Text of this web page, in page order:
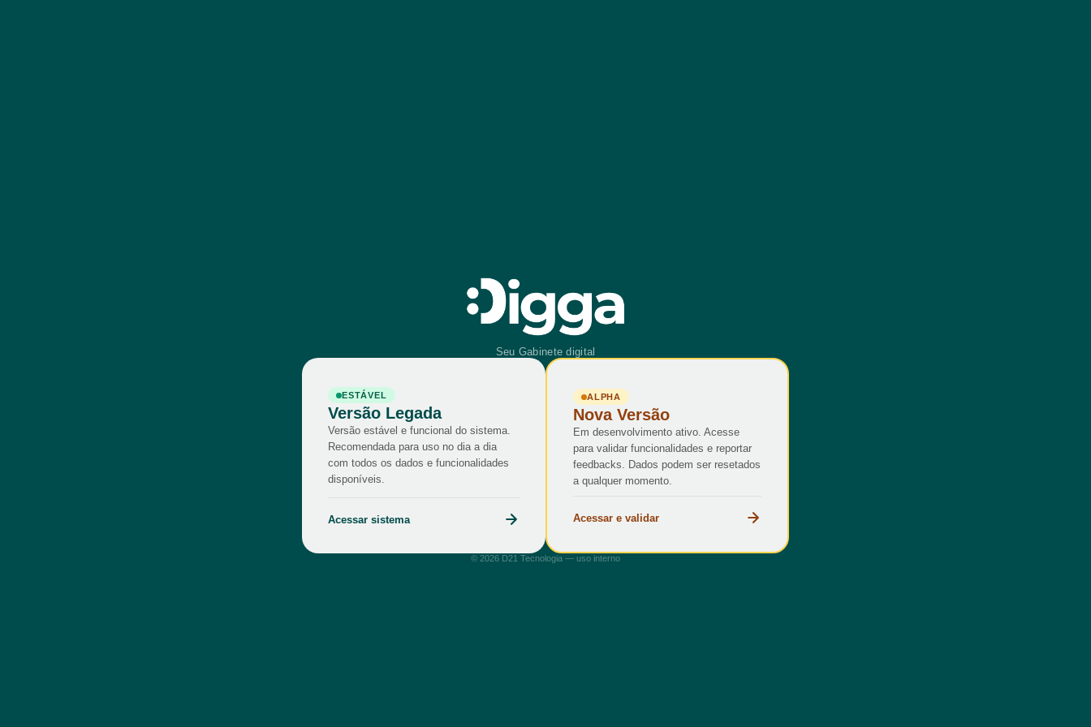
Seu Gabinete digital
ESTÁVEL
Versão Legada
Versão estável e funcional do sistema.
Recomendada para uso no dia a dia
com todos os dados e funcionalidades
disponíveis.
Acessar sistema
ALPHA
Nova Versão
Em desenvolvimento ativo. Acesse
para validar funcionalidades e reportar
feedbacks. Dados podem ser resetados
a qualquer momento.
Acessar e validar
© 2026 D21 Tecnologia — uso interno